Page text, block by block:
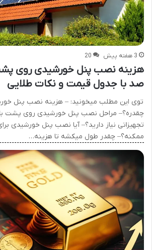
3 هفته پیش 20
هزینه نصب پنل خورشیدی روی پشت
صد با جدول قیمت و نکات طلایی
توی این مطلب میخونید: – هزینه نصب پنل
چقدره؟– مراحل نصب پنل خورشیدی روی پشت
تجهیزاتی نیاز دارید؟– آیا نصب پنل خورشیدی
ممکنه؟– چقدر طول میکشه تا هزینه…